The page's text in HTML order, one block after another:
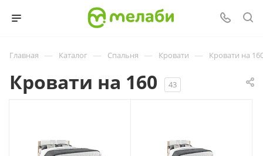
Главная — Каталог — Спальня — Кровати — Кровати на
Кровати на 160 43